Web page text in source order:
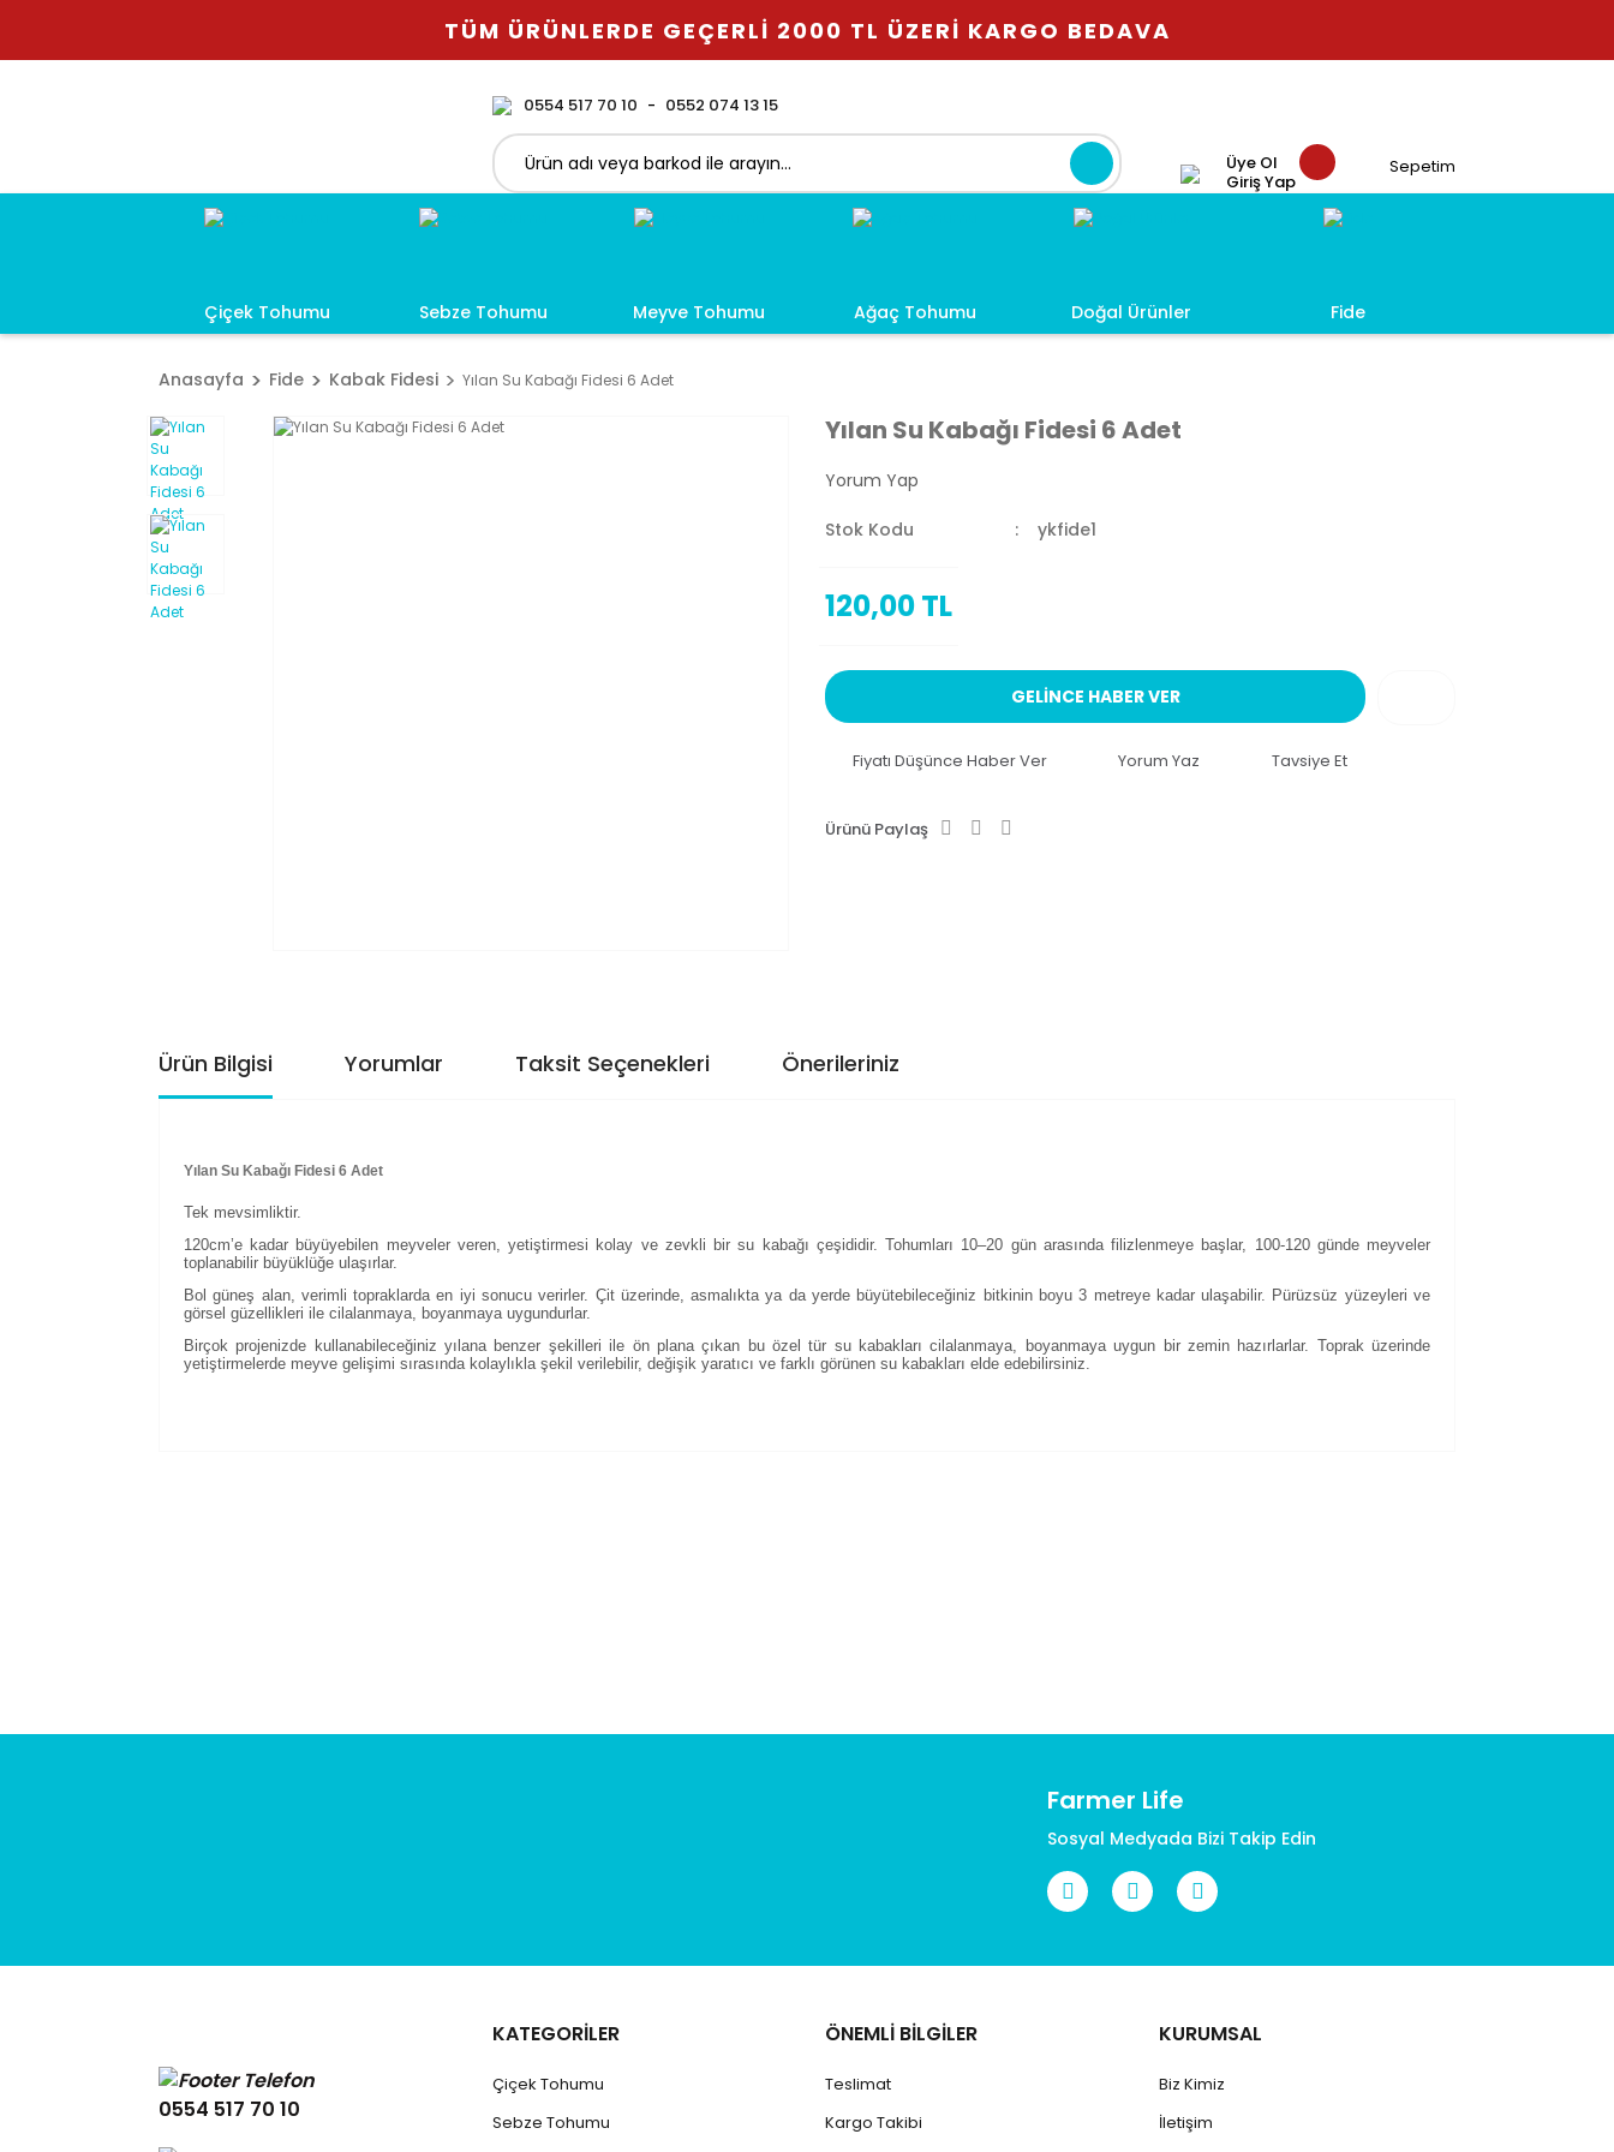
TÜM ÜRÜNLERDE GEÇERLİ 2000 TL ÜZERİ KARGO BEDAVA
0554 517 70 10 0552 074 13 15
Üye Ol
Giriş Yap
Sepetim
Çiçek Tohumu Sebze Tohumu Meyve Tohumu Ağaç Tohumu Doğal Ürünler Fide
Anasayfa Fide Kabak Fidesi Yılan Su Kabağı Fidesi 6 Adet
Yılan Su Kabağı Fidesi 6 Adet
Yorum Yap
Stok Kodu ykfide1
120,00 TL
GELİNCE HABER VER
Fiyatı Düşünce Haber Ver Yorum Yaz Tavsiye Et
Ürünü Paylaş
Ürün Bilgisi Yorumlar Taksit Seçenekleri Önerileriniz
Yılan Su Kabağı Fidesi 6 Adet
Tek mevsimliktir.
120cm’e kadar büyüyebilen meyveler veren, yetiştirmesi kolay ve zevkli bir su kabağı çeşididir. Tohumları 10–20 gün arasında filizlenmeye başlar, 100-120 günde meyveler
toplanabilir büyüklüğe ulaşırlar.
Bol güneş alan, verimli topraklarda en iyi sonucu verirler. Çit üzerinde, asmalıkta ya da yerde büyütebileceğiniz bitkinin boyu 3 metreye kadar ulaşabilir. Pürüzsüz yüzeyleri ve
görsel güzellikleri ile cilalanmaya, boyanmaya uygundurlar.
Birçok projenizde kullanabileceğiniz yılana benzer şekilleri ile ön plana çıkan bu özel tür su kabakları cilalanmaya, boyanmaya uygun bir zemin hazırlarlar. Toprak üzerinde
yetiştirmelerde meyve gelişimi sırasında kolaylıkla şekil verilebilir, değişik yaratıcı ve farklı görünen su kabakları elde edebilirsiniz.
Farmer Life
Sosyal Medyada Bizi Takip Edin
0554 517 70 10
KATEGORİLER
Çiçek Tohumu
Sebze Tohumu
ÖNEMLİ BİLGİLER
Teslimat
Kargo Takibi
KURUMSAL
Biz Kimiz
İletişim